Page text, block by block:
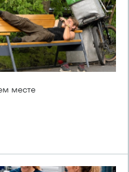
месте